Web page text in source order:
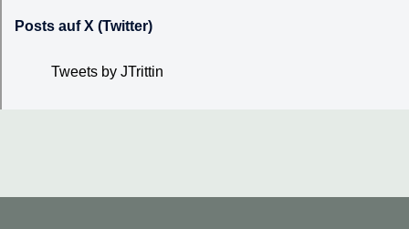
Posts auf X (Twitter)
Tweets by JTrittin